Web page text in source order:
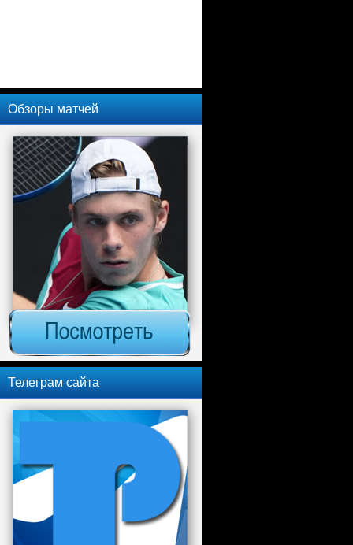
Обзоры матчей
Телеграм сайта